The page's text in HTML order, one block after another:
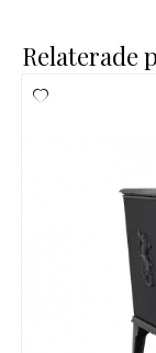
Relaterade